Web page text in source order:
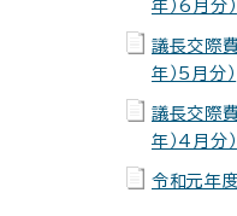
年）6月分）
議長交際
年）5月分）
議長交際
年）4月分）
令和元年